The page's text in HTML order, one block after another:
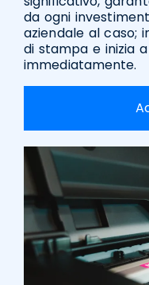
da ogni
aziendale al caso;
di stampa e inizia
immediatamente.